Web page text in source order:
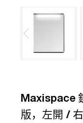
Maxispace
版，左開 /